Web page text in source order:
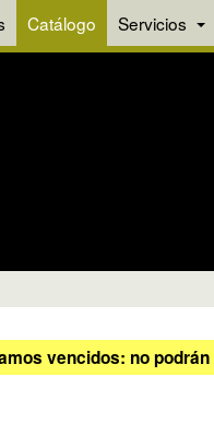
Catálogo Servicios
vencidos: no